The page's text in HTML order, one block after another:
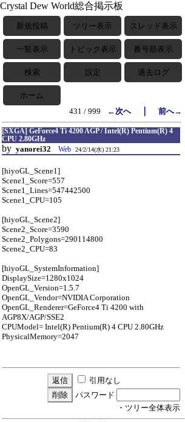
Crystal Dew World総合掲示板
新規投稿 ツリー表示 スレッド表示
一覧表示 トピック表示 番号順表示
検索 設定 過去ログ
ホーム
431 / 999
←次へ｜ 前へ→
[SXGA] GeForce4 Ti 4200 AGP / Intel(R) Pentium(R) 4
CPU 2.80GHz
by yanorei32 Web 24/2/14(水) 21:23
[hiyoGL_Scene1]
Scene1_Score=557
Scene1_Lines=547442500
Scene1_CPU=105
[hiyoGL_Scene2]
Scene2_Score=3590
Scene2_Polygons=290114800
Scene2_CPU=83
[hiyoGL_SystemInformation]
DisplaySize=1280x1024
OpenGL_Version=1.5.7
OpenGL_Vendor=NVIDIA Corporation
OpenGL_Renderer=GeForce4 Ti 4200 with
AGP8X/AGP/SSE2
CPUModel= Intel(R) Pentium(R) 4 CPU 2.80GHz
PhysicalMemory=2047
引用なし
パスワード
・ツリー全体表示